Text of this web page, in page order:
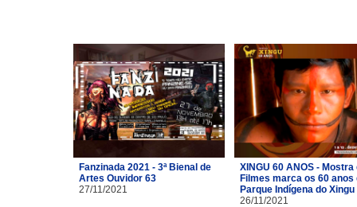
Fanzinada 2021 - 3ª Bienal de
Artes Ouvidor 63
27/11/2021
XINGU 60 ANOS - Mostra
Filmes marca os 60 anos
Parque Indígena do Xingu
26/11/2021